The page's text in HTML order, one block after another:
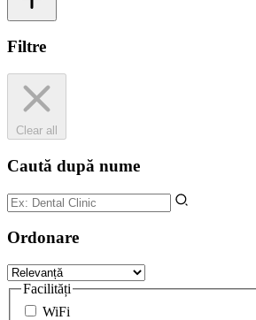
Filtre
Clear all
Caută după nume
Ordonare
Facilități
WiFi